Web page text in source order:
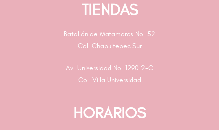
TIENDAS
Batallón de Matamoros No. 52
Col. Chapultepec Sur
Av. Universidad No. 1290 2-C
Col. Villa Universidad
HORARIOS